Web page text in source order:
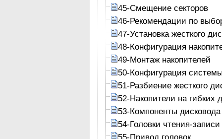
45-Смещение секторов
46-Рекомендации по
47-Установка жесткого
48-Конфигурация
49-Монтаж накопителей
50-Конфигурация
51-Разбиение жесткого
52-Накопители на гибких
53-Компоненты дисковода
54-Головки чтения-записи
55-Привод головок